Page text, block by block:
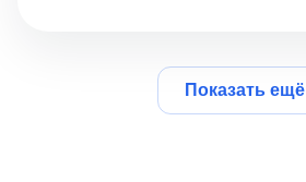
Показать ещё